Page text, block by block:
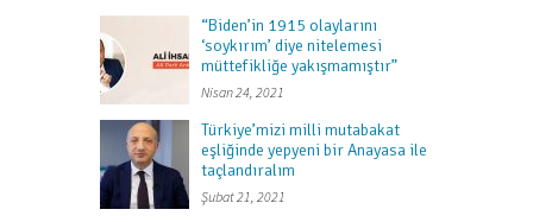
“Biden’in 1915 olaylarını
‘soykırım’ diye nitelemesi
müttefikliğe yakışmamıştır”
Nisan 24, 2021
Türkiye’mizi milli mutabakat
eşliğinde yepyeni bir Anayasa ile
taçlandıralım
Şubat 21, 2021